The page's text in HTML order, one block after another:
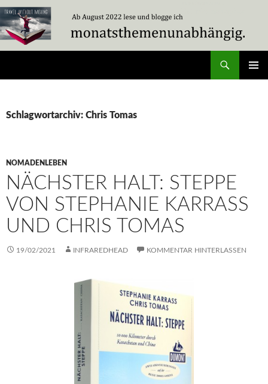
Zum
Inhalt
springen
Schlagwortarchiv: Chris Tomas
NOMADENLEBEN
NÄCHSTER HALT: STEPPE
VON STEPHANIE KARRASS
UND CHRIS TOMAS
19/02/2021 INFRAREDHEAD KOMMENTAR HINTERLASSEN